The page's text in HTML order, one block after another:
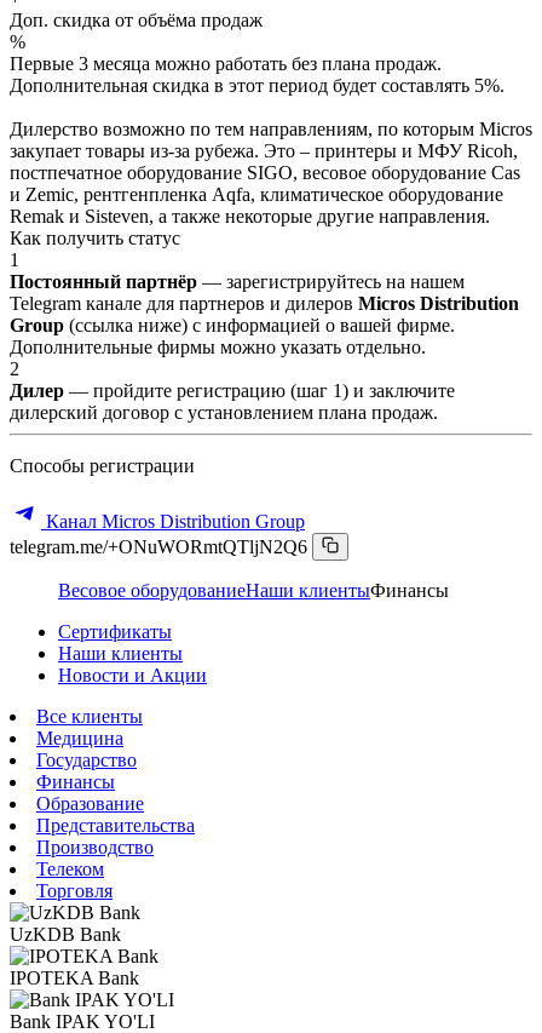
Доп. скидка от объёма продаж
%
Первые 3 месяца можно работать без плана продаж.
Дополнительная скидка в этот период будет составлять 5%.
Дилерство возможно по тем направлениям, по которым Micros
закупает товары из-за рубежа. Это – принтеры и МФУ Ricoh,
постпечатное оборудование SIGO, весовое оборудование Cas
и Zemic, рентгенпленка Aqfa, климатическое оборудование
Remak и Sisteven, а также некоторые другие направления.
Как получить статус
1
Постоянный партнёр — зарегистрируйтесь на нашем
Telegram канале для партнеров и дилеров Micros Distribution
Group (ссылка ниже) с информацией о вашей фирме.
Дополнительные фирмы можно указать отдельно.
2
Дилер — пройдите регистрацию (шаг 1) и заключите
дилерский договор с установлением плана продаж.
Способы регистрации
Канал Micros Distribution Group
telegram.me/+ONuWORmtQTljN2Q6
Весовое оборудованиеНаши клиентыФинансы
Сертификаты
Наши клиенты
Новости и Акции
Все клиенты
Медицина
Государство
Финансы
Образование
Представительства
Производство
Телеком
Торговля
UzKDB Bank
IPOTEKA Bank
Bank IPAK YO'LI